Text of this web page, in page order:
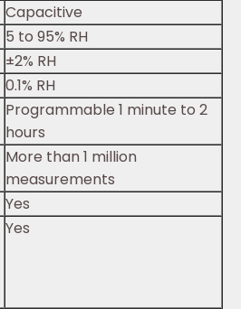
Capacitive
5 to 95% RH
±2% RH
0.1% RH
Programmable 1 minute to 2
hours
More than 1 million
measurements
Yes
Yes